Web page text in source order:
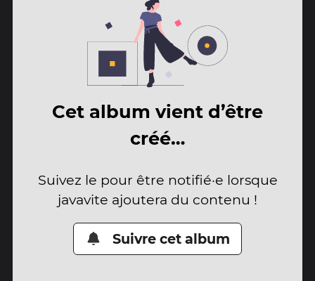
Cet album vient d’être
créé…
Suivez le pour être notifié·e lorsque
javavite ajoutera du contenu !
Suivre cet album